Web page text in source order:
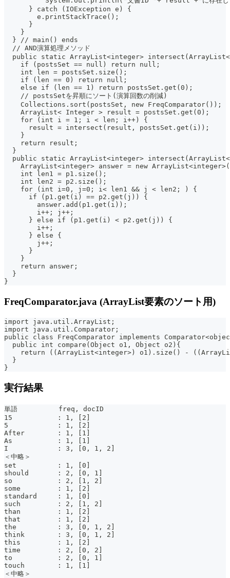
      } catch (IOException e) {
        e.printStackTrace();
      }
    }
  } // main() ends
  // AND演算処理メソッド
public static ArrayList<integer>
    if (postsSet == null) return null;
    int len = postsSet.size();
    if (len == 0) return null;
    else if (len == 1) return postsSet.get(0);
    // postsSetを昇順にソート(演算回数の削減)
    Collections.sort(postsSet, new FreqComparator());
    ArrayList< Integer > result = postsSet.get(0);
    for (int i = 1; i < len; i++) {
      result = intersect(result, postsSet.get(i));
    }
    return result;
  }
public static ArrayList<integer>
ArrayList<integer> answer = new
    int len1 = p1.size();
    int len2 = p2.size();
    for (int i=0, j=0; i< len1 && j < len2; ) {
      if (p1.get(i) == p2.get(j)) {
        answer.add(p1.get(i));
        i++; j++;
      } else if (p1.get(i) < p2.get(j)) {
        i++;
      } else {
        j++;
      }
    }
    return answer;
  }
}
FreqComparator.java (ArrayList要素のソート用)
import java.util.ArrayList;
import java.util.Comparator;
public class FreqComparator implements
  public int compare(Object o1, Object o2){
return ((ArrayList<integer>) o1).size() -
  }
}
実行結果
単語          freq, docID
15           : 1, [2]
5            : 1, [2]
After        : 1, [1]
As           : 1, [1]
I            : 3, [0, 1, 2]
＜中略＞
set          : 1, [0]
should       : 2, [0, 1]
so           : 2, [1, 2]
some         : 1, [2]
standard     : 1, [0]
such         : 2, [1, 2]
than         : 1, [2]
that         : 1, [2]
the          : 3, [0, 1, 2]
think        : 3, [0, 1, 2]
this         : 1, [2]
time         : 2, [0, 2]
to           : 2, [0, 1]
touch        : 1, [1]
＜中略＞